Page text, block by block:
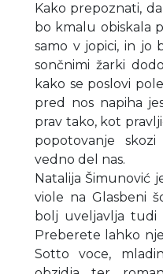
Kako prepoznati,
bo kmalu obiskala
samo v jopici, in jo
sončnimi žarki
kako se poslovi
pred nos napiha
prav tako, kot
popotovanje
vedno del nas.
Natalija Šimunović
viole na Glasbeni
bolj uveljavlja tudi
Preberete lahko
Sotto voce,